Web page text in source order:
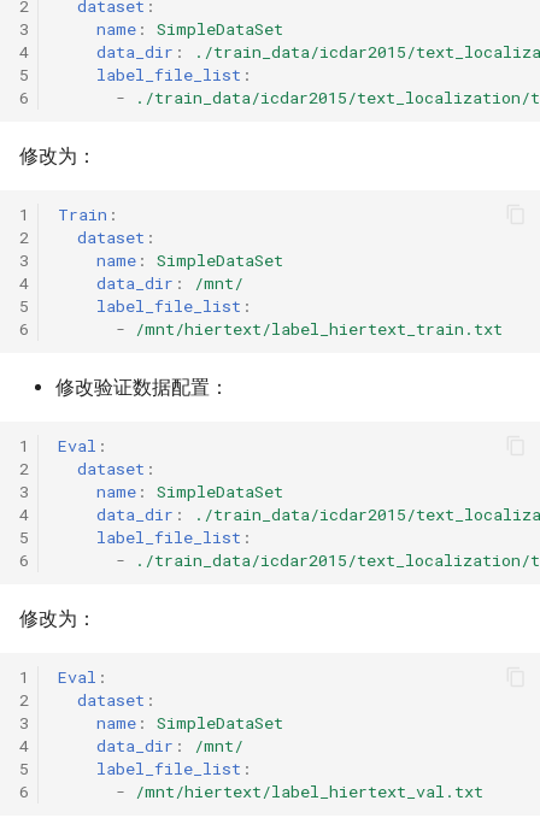
2
3
4
5
6
dataset :
name :
SimpleDataSet
data_dir :
./train_data/icdar2015/
label_file_list :
-
./train_data/icdar2015/text_localization/
修改为：
1
2
3
4
5
6
Train :
dataset :
name :
SimpleDataSet
data_dir :
/mnt/
label_file_list :
-
/mnt/hiertext/label_hiertext_train.txt
修改验证数据配置：
1
2
3
4
5
6
Eval :
dataset :
name :
SimpleDataSet
data_dir :
./train_data/icdar2015/
label_file_list :
-
./train_data/icdar2015/text_localization/
修改为：
1
2
3
4
5
6
Eval :
dataset :
name :
SimpleDataSet
data_dir :
/mnt/
label_file_list :
-
/mnt/hiertext/label_hiertext_val.txt